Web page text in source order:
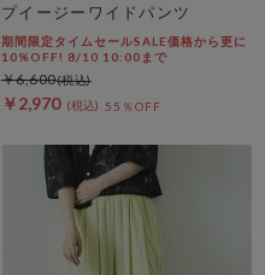
プイージーワイドパンツ
期間限定タイムセールSALE価格から更に
10%OFF! 8/10 10:00まで
￥2,970 55％OFF
￥6,600